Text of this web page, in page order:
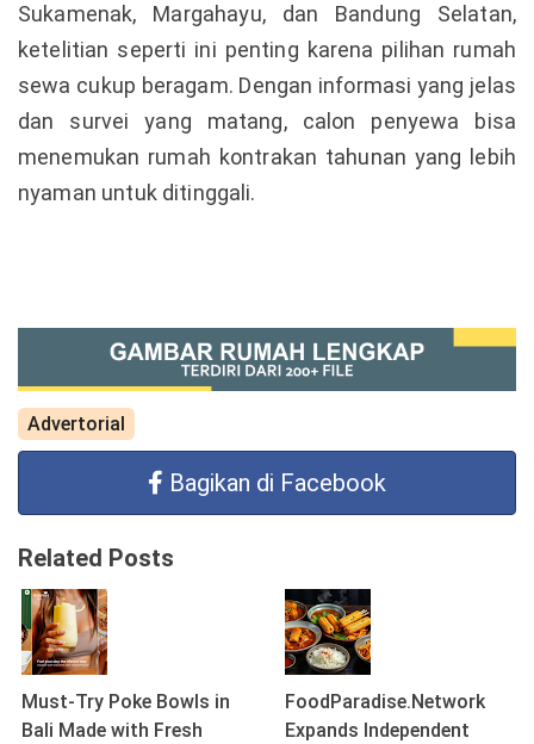
Sukamenak, Margahayu, dan Bandung Selatan,
ketelitian seperti ini penting karena pilihan rumah
sewa cukup beragam. Dengan informasi yang jelas
dan survei yang matang, calon penyewa bisa
menemukan rumah kontrakan tahunan yang lebih
nyaman untuk ditinggali.
Advertorial
Bagikan di Facebook
Related Posts
Must-Try Poke Bowls in
Bali Made with Fresh
FoodParadise.Network
Expands Independent